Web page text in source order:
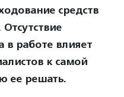
средств
в работе влияет
к самой
ее решать.